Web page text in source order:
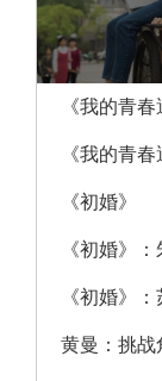
《我的青
《我的青
《初婚》
《初婚》
《初婚》
黄曼：挑战